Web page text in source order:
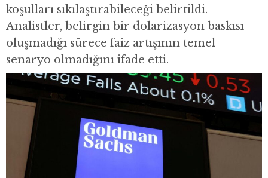
koşulları sıkılaştırabileceği belirtildi.
Analistler, belirgin bir dolarizasyon baskısı
oluşmadığı sürece faiz artışının temel
senaryo olmadığını ifade etti.